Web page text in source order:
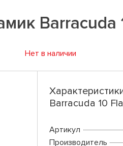
Barracuda
Нет в наличии
Barracuda 10
Артикул
Производитель